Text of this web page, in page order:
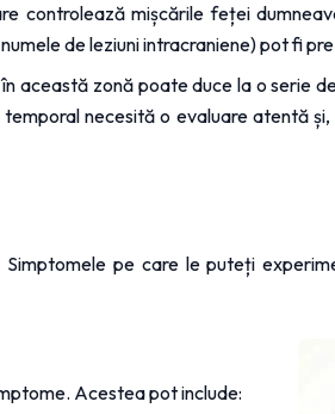
controlează mișcările feței
de leziuni intracraniene) pot fi
zonă poate duce la o serie
necesită o evaluare atentă
pe care le puteți
Acestea pot include: